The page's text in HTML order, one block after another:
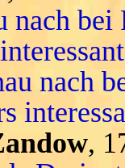
nach
nach
,